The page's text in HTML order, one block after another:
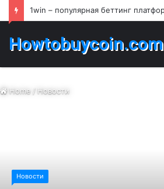
Howtobuycoin.com
Home/Новости
Новости